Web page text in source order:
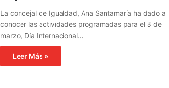
La concejal de Igualdad, Ana Santamaría ha dado a
conocer las actividades programadas para el 8 de
marzo, Día Internacional…
Leer Más »